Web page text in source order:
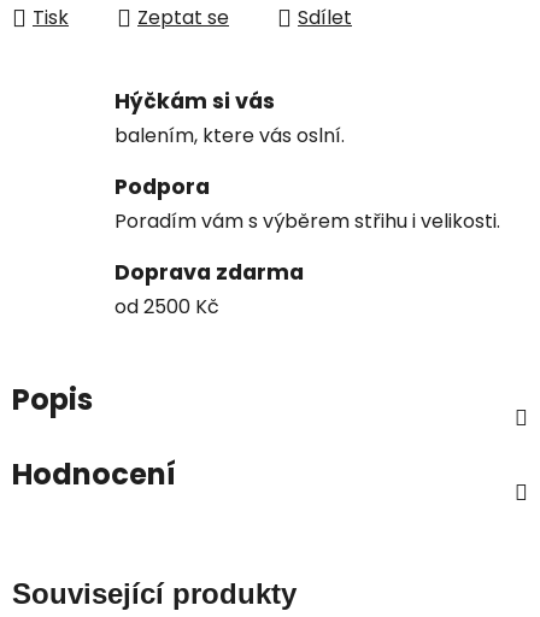
Tisk Zeptat se Sdílet
Hýčkám si vás
balením, ktere vás oslní.
Podpora
Poradím vám s výběrem střihu i velikosti.
Doprava zdarma
od 2500 Kč
Popis
Hodnocení
Související produkty